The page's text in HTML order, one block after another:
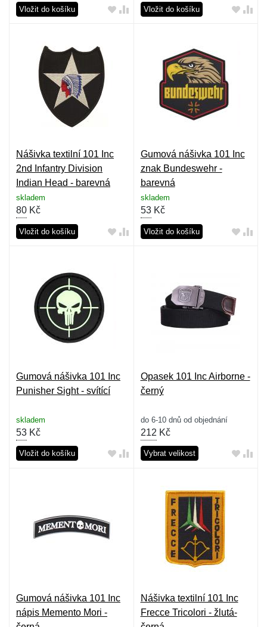
Vložit do košíku Vložit do košíku
Nášivka textilní 101 Inc
2nd Infantry Division
Indian Head - barevná
skladem
80 Kč
Vložit do košíku
Gumová nášivka 101 Inc
znak Bundeswehr -
barevná
skladem
53Kč
Vložit do košíku
Gumová nášivka 101 Inc
Punisher Sight - svítící
skladem
53 Kč
Vložit do košíku
Opasek 101 Inc Airborne -
černý
do 6-10 dnů od objednání
212 Kč
Vybrat velikost
Gumová nášivka 101 Inc
nápis Memento Mori -
Nášivka textilní 101 Inc
Frecce Tricolori - žlutá-